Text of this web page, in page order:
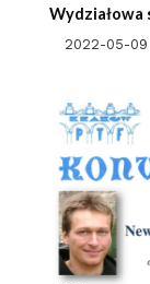
Wydziałowa
2022-05-09